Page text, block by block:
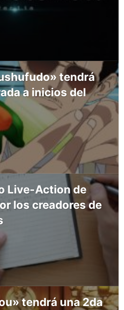
tendrá
a inicios del
Live-Action de
los creadores de
tendrá una 2da